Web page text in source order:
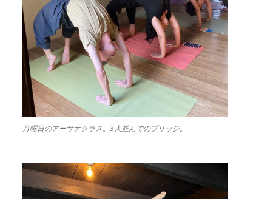
月曜日のアーサナクラス。3人並んでのブリッジ。